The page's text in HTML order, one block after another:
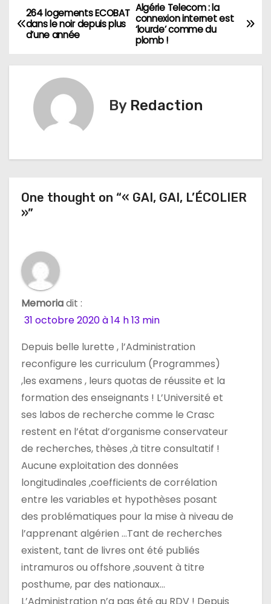
N
a
v
t
o
d
e
a
r
t
c
e
Algérie Telecom : la
connexion internet est
‘lourde’ comme du
plomb !
264 logements ECOBAT
dans le noir depuis plus
d’une année
By Redaction
One thought on “« GAI, GAI, L’ÉCOLIER
»”
Memoriadit :
31 octobre 2020 à 14 h 13 min
Depuis belle lurette , l’Administration
reconfigure les curriculum (Programmes)
,les examens , leurs quotas de réussite et la
formation des enseignants ! L’Université et
ses labos de recherche comme le Crasc
restent en l’état d’organisme conservateur
de recherches, thèses ,à titre consultatif !
Aucune exploitation des données
longitudinales ,coefficients de corrélation
entre les variables et hypothèses posant
des problématiques pour la mise à niveau de
l’apprenant algérien …Tant de recherches
existent, tant de livres ont été publiés
intramuros ou offshore ,souvent à titre
posthume, par des nationaux…
L’Administration n’a pas été au RDV ! Depuis